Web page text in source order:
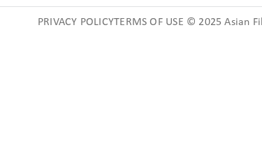
PRIVACY POLICYTERMS OF USE © 2025